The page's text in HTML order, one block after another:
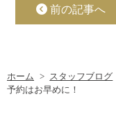
前の記事へ
ホーム スタッフブログ
予約はお早めに！